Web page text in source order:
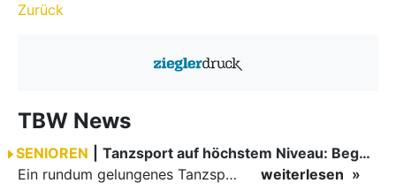
Zurück
TBW News
SENIOREN
Tanzsport auf höchstem Niveau: Begeisterung bei den Turnieren in…
Ein rundum gelungenes Tanzsport-Wochenende liegt hinter den Paaren und Organisatoren in Enzklösterle. Am 1. und 2. August 2026 verwandelte sich die Festhalle wieder in einen lebendigen Mittelpunkt des…
weiterlesen